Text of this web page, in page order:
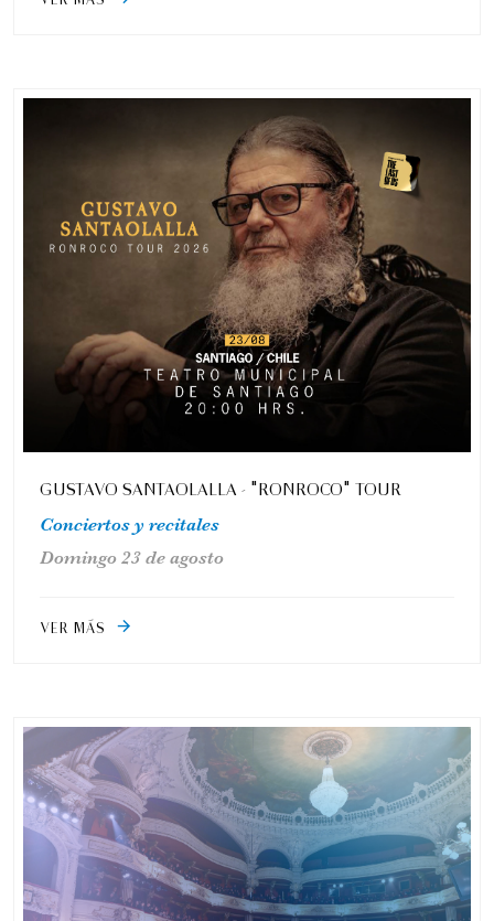
GUSTAVO SANTAOLALLA - "RONROCO" TOUR
Conciertos y recitales
Domingo 23 de agosto
VER MÁS arrow_forward